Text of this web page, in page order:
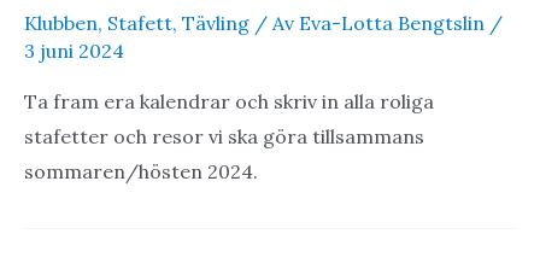
Klubben, Stafett, Tävling / Av Eva-Lotta Bengtslin /
3 juni 2024
Ta fram era kalendrar och skriv in alla roliga
stafetter och resor vi ska göra tillsammans
sommaren/hösten 2024.